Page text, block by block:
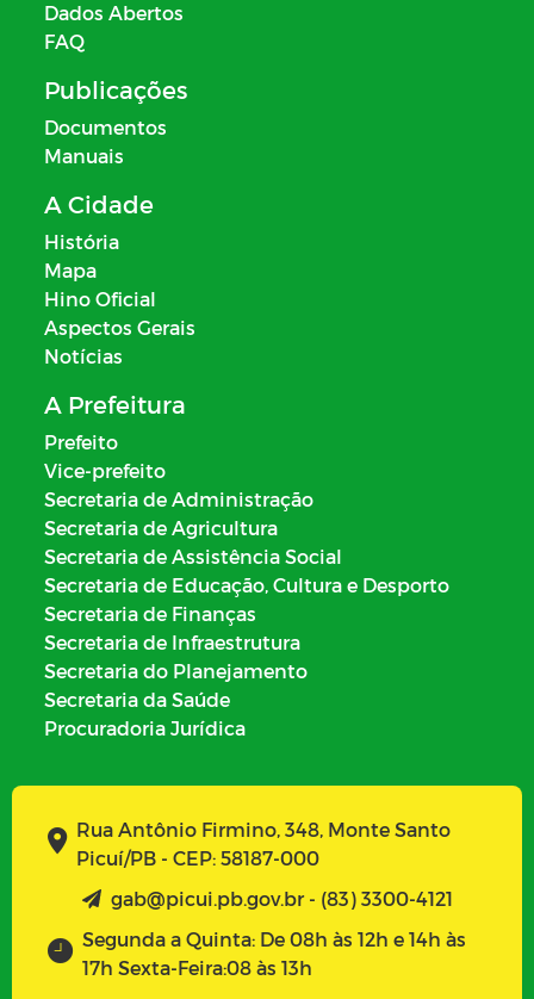
Dados Abertos
FAQ
Publicações
Documentos
Manuais
A Cidade
História
Mapa
Hino Oficial
Aspectos Gerais
Notícias
A Prefeitura
Prefeito
Vice-prefeito
Secretaria de Administração
Secretaria de Agricultura
Secretaria de Assistência Social
Secretaria de Educação, Cultura e Desporto
Secretaria de Finanças
Secretaria de Infraestrutura
Secretaria do Planejamento
Secretaria da Saúde
Procuradoria Jurídica
Rua Antônio Firmino, 348, Monte Santo
Picuí/PB - CEP: 58187-000
gab@picui.pb.gov.br - (83) 3300-4121
Segunda a Quinta: De 08h às 12h e 14h às
17h Sexta-Feira:08 às 13h